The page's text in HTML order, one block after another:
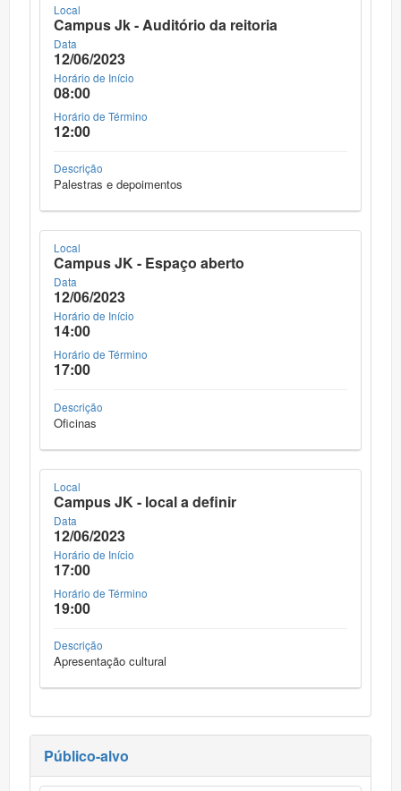
Local
Campus Jk - Auditório da reitoria
Data
12/06/2023
Horário de Início
08:00
Horário de Término
12:00
Descrição
Palestras e depoimentos
Local
Campus JK - Espaço aberto
Data
12/06/2023
Horário de Início
14:00
Horário de Término
17:00
Descrição
Oficinas
Local
Campus JK - local a definir
Data
12/06/2023
Horário de Início
17:00
Horário de Término
19:00
Descrição
Apresentação cultural
Público-alvo